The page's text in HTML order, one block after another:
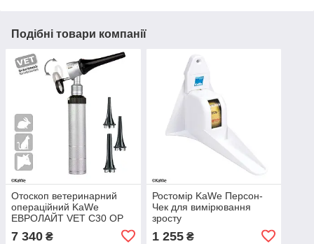
Подібні товари компанії
Отоскоп ветеринарний
операційний KaWe
ЕВРОЛАЙТ VET C30 OP
7 340 ₴
Ростомір KaWe Персон-
Чек для вимірювання
зросту
1 255₴